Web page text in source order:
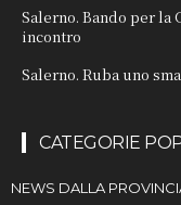
Salerno. Bando per la
incontro
Salerno. Ruba uno
CATEGORIE
NEWS DALLA